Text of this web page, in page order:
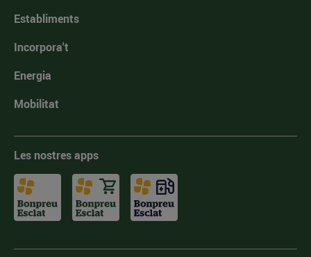
Establiments
Incorpora't
Energia
Mobilitat
Les nostres apps